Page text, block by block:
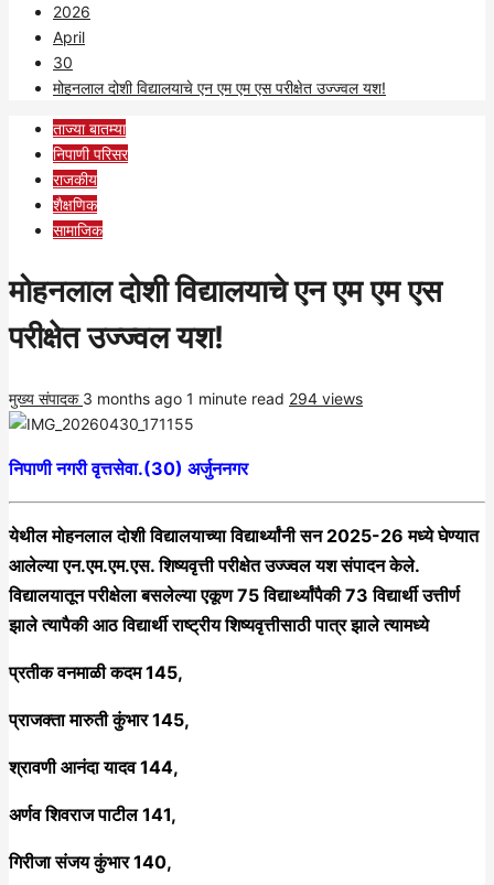
2026
April
30
मोहनलाल दोशी विद्यालयाचे एन एम एम एस परीक्षेत उज्ज्वल यश!
ताज्या बातम्या
निपाणी परिसर
राजकीय
शैक्षणिक
सामाजिक
मोहनलाल दोशी विद्यालयाचे एन एम एम एस
परीक्षेत उज्ज्वल यश!
मुख्य संपादक 3 months ago 1 minute read 294 views
निपाणी नगरी वृत्तसेवा.(30) अर्जुननगर
येथील मोहनलाल दोशी विद्यालयाच्या विद्यार्थ्यांनी सन 2025-26 मध्ये घेण्यात
आलेल्या एन.एम.एम.एस. शिष्यवृत्ती परीक्षेत उज्ज्वल यश संपादन केले.
विद्यालयातून परीक्षेला बसलेल्या एकूण 75 विद्यार्थ्यांपैकी 73 विद्यार्थी उत्तीर्ण
झाले त्यापैकी आठ विद्यार्थी राष्ट्रीय शिष्यवृत्तीसाठी पात्र झाले त्यामध्ये
प्रतीक वनमाळी कदम 145,
प्राजक्ता मारुती कुंभार 145,
श्रावणी आनंदा यादव 144,
अर्णव शिवराज पाटील 141,
गिरीजा संजय कुंभार 140,